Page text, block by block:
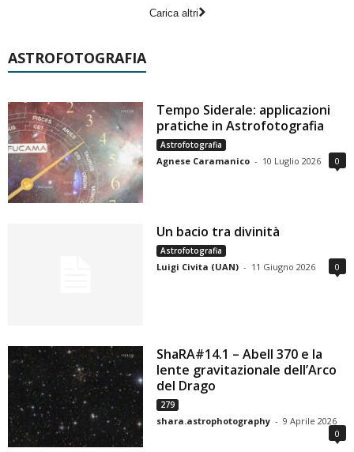
Carica altri
ASTROFOTOGRAFIA
Tempo Siderale: applicazioni
pratiche in Astrofotografia
Astrofotografia
Agnese Caramanico - 10 Luglio 2026 0
Un bacio tra divinità
Astrofotografia
Luigi Civita (UAN) - 11 Giugno 2026 0
ShaRA#14.1 – Abell 370 e la
lente gravitazionale dell’Arco
del Drago
279
shara.astrophotography - 9 Aprile 2026
0